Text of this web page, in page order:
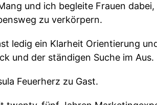
und ich begleite Frauen
zu verkörpern.
ledig ein Klarheit Orientierung
und der ständigen Suche im Aus.
Feuerherz zu Gast.